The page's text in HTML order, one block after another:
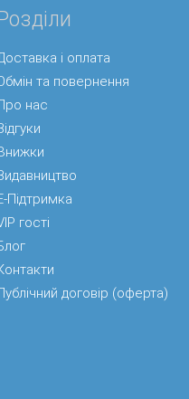
і оплата
та повернення
нас
Підтримка
гості
договір (оферта)